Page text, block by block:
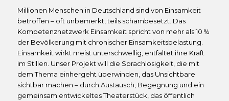
Millionen Menschen in Deutschland sind von Einsamkeit
betroffen – oft unbemerkt, teils schambesetzt. Das
Kompetenznetzwerk Einsamkeit spricht von mehr als 10 %
der Bevölkerung mit chronischer Einsamkeitsbelastung.
Einsamkeit wirkt meist unterschwellig, entfaltet ihre Kraft
im Stillen. Unser Projekt will die Sprachlosigkeit, die mit
dem Thema einhergeht überwinden, das Unsichtbare
sichtbar machen – durch Austausch, Begegnung und ein
gemeinsam entwickeltes Theaterstück, das öffentlich